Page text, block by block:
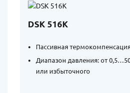
DSK 516K
Пассивная
Диапазон давления: от
или избыточного